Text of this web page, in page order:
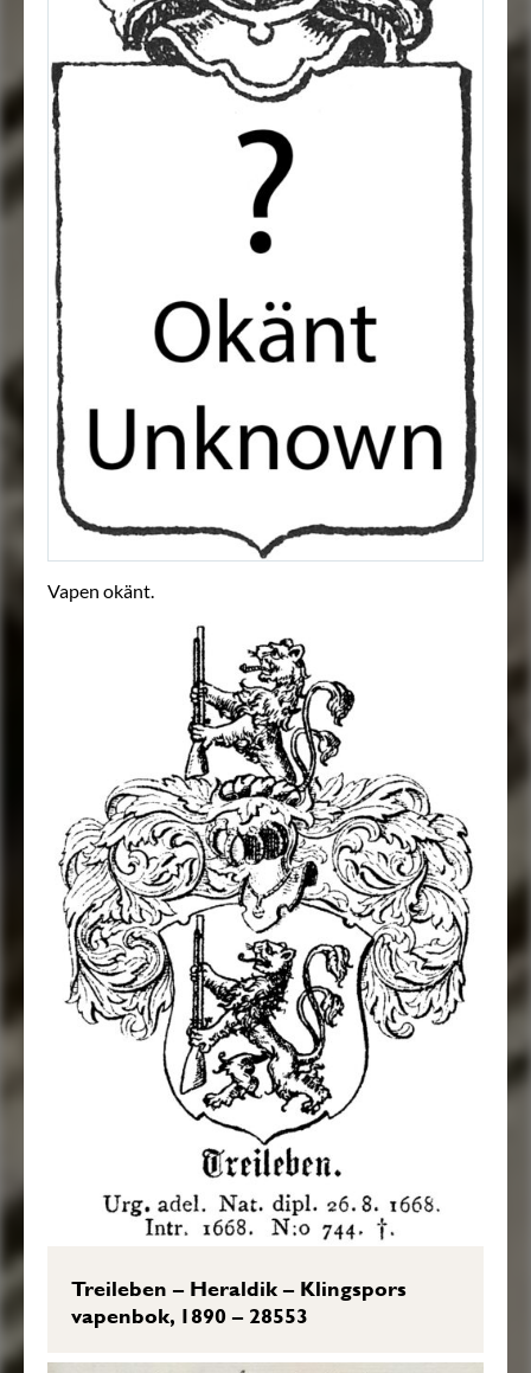
Vapen okänt.
Treileben – Heraldik – Klingspors
vapenbok, 1890 – 28553